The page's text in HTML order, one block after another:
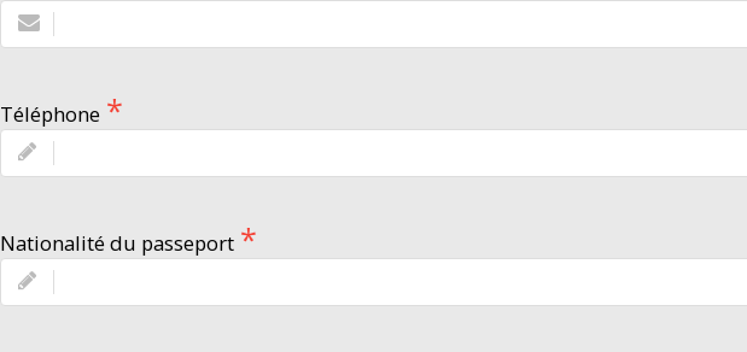
Téléphone
Nationalité du passeport